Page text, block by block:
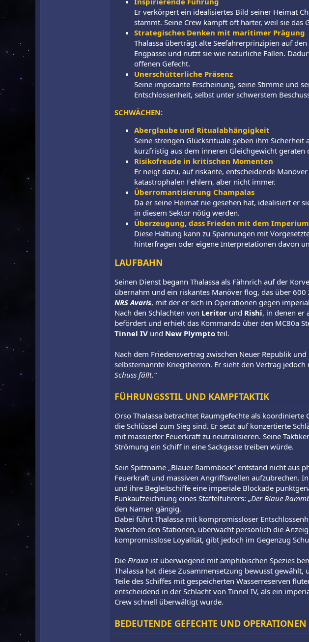
Er verkörpert ein idealisiertes Bild seiner Heimat
stammt. Seine Crew kämpft oft härter, weil sie das
Strategisches Denken mit maritimer Prägung
Thalassa überträgt alte Seefahrerprinzipien auf
Engpässe und nutzt sie wie natürliche Fallen.
offenen Gefecht.
Unerschütterliche Präsenz
Seine imposante Erscheinung, seine Stimme und
Entschlossenheit, selbst unter schwerstem
SCHWÄCHEN:
Aberglaube und Ritualabhängigkeit
Seine strengen Glücksrituale geben ihm
kurzfristig aus dem inneren Gleichgewicht geraten
Risikofreude in kritischen Momenten
Er neigt dazu, auf riskante, entscheidende
katastrophalen Fehlern, aber nicht immer.
Überromantisierung Champalas
Da er seine Heimat nie gesehen hat, idealisiert er
in diesem Sektor nötig werden.
Überzeugung, dass Frieden mit dem
Diese Haltung kann zu Spannungen mit
hinterfragen oder eigene Interpretationen davon
LAUFBAHN
Seinen Dienst begann Thalassa als Fähnrich auf der
übernahm und ein riskantes Manöver flog, das über
NRS Avaris, mit der er sich in Operationen gegen
Nach den Schlachten von Leritor und Rishi, in denen er
befördert und erhielt das Kommando über den MC80a
Tinnel IV und New Plympto teil.
Nach dem Friedensvertrag zwischen Neuer Republik
selbsternannte Kriegsherren. Er sieht den Vertrag jedoch
Schuss fällt.“
FÜHRUNGSSTIL UND KAMPFTAKTIK
Orso Thalassa betrachtet Raumgefechte als
die Schlüssel zum Sieg sind. Er setzt auf konzertierte
mit massierter Feuerkraft zu neutralisieren. Seine
Strömung ein Schiff in eine Sackgasse treiben würde.
Sein Spitzname „Blauer Rammbock“ entstand nicht
Feuerkraft und massiven Angriffswellen aufzubrechen.
und ihre Begleitschiffe eine imperiale Blockade
Funkaufzeichnung eines Staffelführers: „Der Blaue
den Namen gängig.
Dabei führt Thalassa mit kompromissloser
zwischen den Stationen, überwacht persönlich die
kompromisslose Loyalität, gibt jedoch im Gegenzug
Die Firaxa ist überwiegend mit amphibischen Spezies
Thalassa hat diese Zusammensetzung bewusst
Teile des Schiffes mit gespeicherten Wasserreserven
entscheidend in der Schlacht von Tinnel IV, als ein
Crew schnell überwältigt wurde.
BEDEUTENDE GEFECHTE UND OPERATIONEN